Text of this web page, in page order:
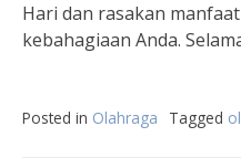
Hari dan rasakan
kebahagiaan Anda.
Posted in Olahraga Tagged